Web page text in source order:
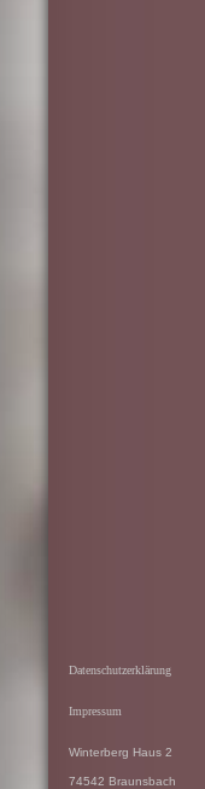
Datenschutzerklärung
Impressum
Winterberg Haus 2
74542 Braunsbach